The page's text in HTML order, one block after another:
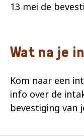
13 mei de
Wat na je
Kom naar een
info over de
bevestiging van